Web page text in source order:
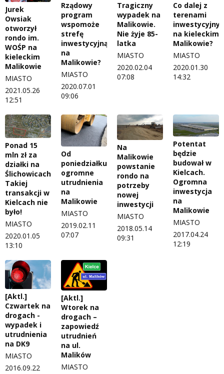
Jurek
Owsiak
otworzył
rondo im.
WOŚP na
kieleckim
Malikowie
MIASTO
2021.05.26
12:51
Rządowy
program
wspomoże
strefę
inwestycyjną
na
Malikowie?
MIASTO
2020.07.01
09:06
Tragiczny
wypadek na
Malikowie.
Nie żyje 85-
latka
MIASTO
2020.02.04
07:08
Co dalej z
terenami
na kieleckim
Malikowie?
MIASTO
2020.01.30
14:32
Ponad 15
mln zł za
działki na
Ślichowicach!
Takiej
transakcji w
Kielcach nie
było!
MIASTO
2020.01.05
13:10
Od
poniedziałku
ogromne
utrudnienia
na
Malikowie
MIASTO
2019.02.11
07:07
Na
Malikowie
powstanie
rondo na
potrzeby
nowej
inwestycji
MIASTO
2018.05.14
09:31
Potentat
będzie
budował w
Kielcach.
Ogromna
inwestycja
na
Malikowie
MIASTO
2017.04.24
12:19
[Aktl.]
Czwartek na
drogach -
wypadek i
utrudnienia
na DK9
MIASTO
2016.09.22
[Aktl.]
Wtorek na
drogach –
zapowiedź
utrudnień
na ul.
Malików
MIASTO